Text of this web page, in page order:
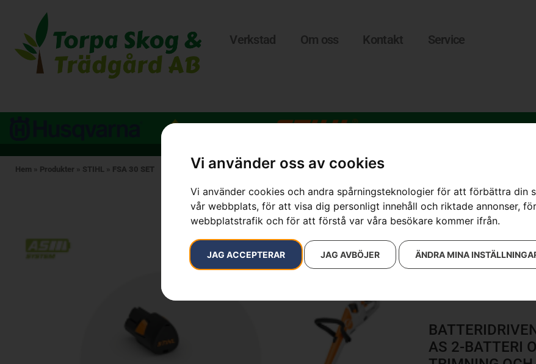
Vi använder oss av cookies
Vi använder cookies och andra spårningsteknologier för att förbättra din
vår webbplats, för att visa dig personligt innehåll och riktade annonser,
webbplatstrafik och för att förstå var våra besökare kommer ifrån.
JAG ACCEPTERAR JAG AVBÖJER ÄNDRA MINA
Verkstad Om oss Kontakt Service
Hem » Produkter » STIHL » FSA 30 SET
FSA 30 SET
Artikelnummer: FA10 011
Kategorier:
Varumärke:STIHL
AS 2-BATTERI